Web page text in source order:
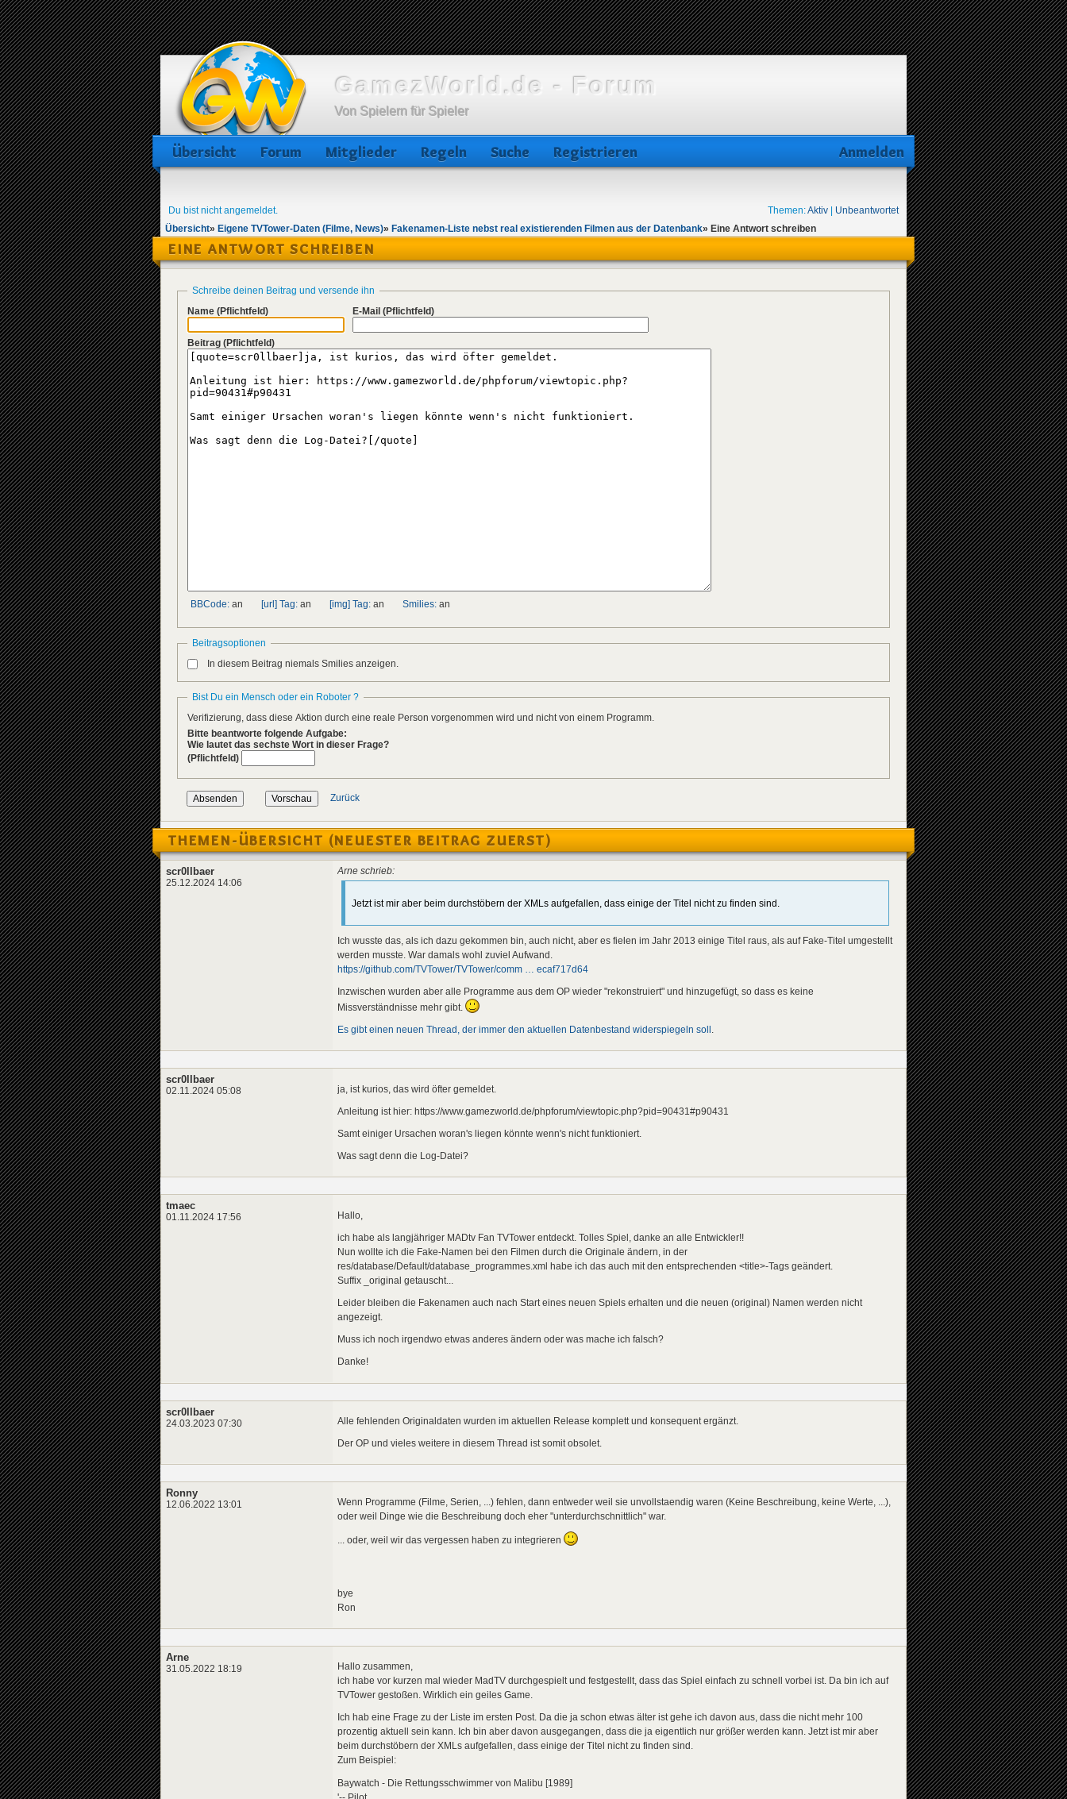
GamezWorld.de - Forum
Von Spielern für Spieler
Übersicht Forum Mitglieder Regeln Suche Registrieren Anmelden
Du bist nicht angemeldet. Themen:Aktiv
Unbeantwortet
Übersicht» Eigene TVTower-Daten (Filme, News)» Fakenamen-Liste nebst real existierenden Filmen aus der Datenbank» Eine Antwort schreiben
EINE ANTWORT SCHREIBEN
Schreibe deinen Beitrag und versende ihn
Name (Pflichtfeld) E-Mail (Pflichtfeld)
Beitrag (Pflichtfeld)
BBCode: an [url] Tag: an [img] Tag: an Smilies: an
Beitragsoptionen
In diesem Beitrag niemals Smilies anzeigen.
Bist Du ein Mensch oder ein Roboter ?
Verifizierung, dass diese Aktion durch eine reale Person vorgenommen wird und nicht von einem Programm.
Bitte beantworte folgende Aufgabe:
Wie lautet das sechste Wort in dieser Frage?
(Pflichtfeld)
Zurück
THEMEN-ÜBERSICHT (NEUESTER BEITRAG ZUERST)
scr0llbaer
25.12.2024 14:06
Arne schrieb:
Jetzt ist mir aber beim durchstöbern der XMLs aufgefallen, dass einige der Titel nicht zu finden sind.
Ich wusste das, als ich dazu gekommen bin, auch nicht, aber es fielen im Jahr 2013 einige Titel raus, als auf Fake-Titel umgestellt
werden musste. War damals wohl zuviel Aufwand.
https://github.com/TVTower/TVTower/comm … ecaf717d64
Inzwischen wurden aber alle Programme aus dem OP wieder "rekonstruiert" und hinzugefügt, so dass es keine
Missverständnisse mehr gibt.
Es gibt einen neuen Thread, der immer den aktuellen Datenbestand widerspiegeln soll .
scr0llbaer
02.11.2024 05:08 ja, ist kurios, das wird öfter gemeldet.
Anleitung ist hier: https://www.gamezworld.de/phpforum/viewtopic.php?pid=90431#p90431
Samt einiger Ursachen woran's liegen könnte wenn's nicht funktioniert.
Was sagt denn die Log-Datei?
tmaec
01.11.2024 17:56 Hallo,
ich habe als langjähriger MADtv Fan TVTower entdeckt. Tolles Spiel, danke an alle Entwickler!!
Nun wollte ich die Fake-Namen bei den Filmen durch die Originale ändern, in der
res/database/Default/database_programmes.xml habe ich das auch mit den entsprechenden <title>-Tags geändert.
Suffix _original getauscht...
Leider bleiben die Fakenamen auch nach Start eines neuen Spiels erhalten und die neuen (original) Namen werden nicht
angezeigt.
Muss ich noch irgendwo etwas anderes ändern oder was mache ich falsch?
Danke!
scr0llbaer
24.03.2023 07:30 Alle fehlenden Originaldaten wurden im aktuellen Release komplett und konsequent ergänzt.
Der OP und vieles weitere in diesem Thread ist somit obsolet.
Ronny
12.06.2022 13:01
Wenn Programme (Filme, Serien, ...) fehlen, dann entweder weil sie unvollstaendig waren (Keine Beschreibung, keine Werte, ...),
oder weil Dinge wie die Beschreibung doch eher "unterdurchschnittlich" war.
... oder, weil wir das vergessen haben zu integrieren
bye
Ron
Arne
31.05.2022 18:19
Hallo zusammen,
ich habe vor kurzen mal wieder MadTV durchgespielt und festgestellt, dass das Spiel einfach zu schnell vorbei ist. Da bin ich auf
TVTower gestoßen. Wirklich ein geiles Game.
Ich hab eine Frage zu der Liste im ersten Post. Da die ja schon etwas älter ist gehe ich davon aus, dass die nicht mehr 100
prozentig aktuell sein kann. Ich bin aber davon ausgegangen, dass die ja eigentlich nur größer werden kann. Jetzt ist mir aber
beim durchstöbern der XMLs aufgefallen, dass einige der Titel nicht zu finden sind.
Zum Beispiel:
Baywatch - Die Rettungsschwimmer von Malibu [1989]